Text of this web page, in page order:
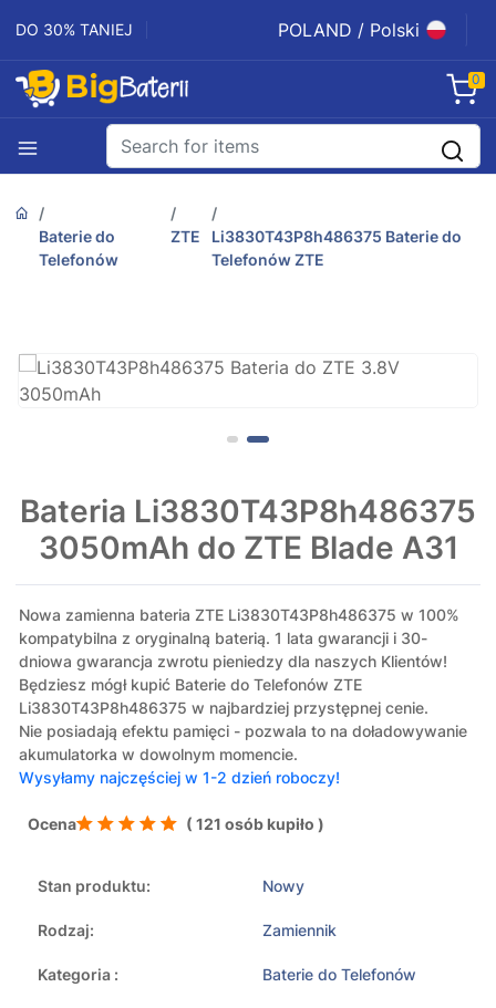
DO 30% TANIEJ POLAND / Polski
0
Baterie do
Telefonów
ZTE
Li3830T43P8h486375 Baterie do
Telefonów ZTE
Bateria Li3830T43P8h486375
3050mAh do ZTE Blade A31
Nowa zamienna bateria ZTE Li3830T43P8h486375 w 100%
kompatybilna z oryginalną baterią. 1 lata gwarancji i 30-
dniowa gwarancja zwrotu pieniedzy dla naszych Klientów!
Będziesz mógł kupić Baterie do Telefonów ZTE
Li3830T43P8h486375 w najbardziej przystępnej cenie.
Nie posiadają efektu pamięci - pozwala to na doładowywanie
akumulatorka w dowolnym momencie.
Wysyłamy najczęściej w 1-2 dzień roboczy!
Ocena ( 121 osób kupiło )
Stan produktu: Nowy
Rodzaj: Zamiennik
Kategoria : Baterie do Telefonów